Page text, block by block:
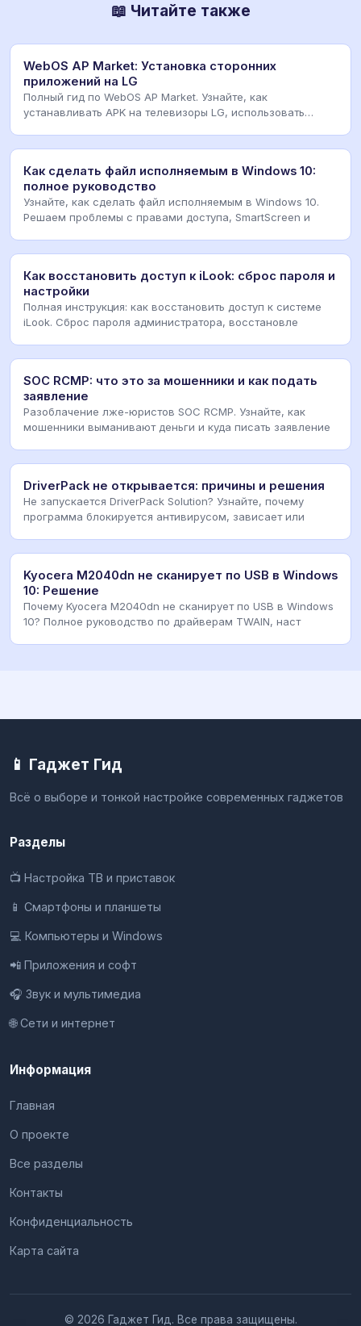
📖 Читайте также
WebOS AP Market: Установка сторонних
приложений на LG
Полный гид по WebOS AP Market. Узнайте, как
устанавливать APK на телевизоры LG, использовать
Как сделать файл исполняемым в Windows 10:
полное руководство
Узнайте, как сделать файл исполняемым в Windows 10.
Решаем проблемы с правами доступа, SmartScreen и
Как восстановить доступ к iLook: сброс пароля и
настройки
Полная инструкция: как восстановить доступ к системе
iLook. Сброс пароля администратора, восстановле
SOC RCMP: что это за мошенники и как подать
заявление
Разоблачение лже-юристов SOC RCMP. Узнайте, как
мошенники выманивают деньги и куда писать заявление
DriverPack не открывается: причины и решения
Не запускается DriverPack Solution? Узнайте, почему
программа блокируется антивирусом, зависает или
Kyocera M2040dn не сканирует по USB в Windows
10: Решение
Почему Kyocera M2040dn не сканирует по USB в Windows
10? Полное руководство по драйверам TWAIN, наст
📱 Гаджет Гид
Всё о выборе и тонкой настройке современных гаджетов
Разделы
📺 Настройка ТВ и приставок
📱 Смартфоны и планшеты
💻 Компьютеры и Windows
📲 Приложения и софт
🎧 Звук и мультимедиа
🌐 Сети и интернет
Информация
Главная
О проекте
Все разделы
Контакты
Конфиденциальность
Карта сайта
© 2026 Гаджет Гид. Все права защищены.